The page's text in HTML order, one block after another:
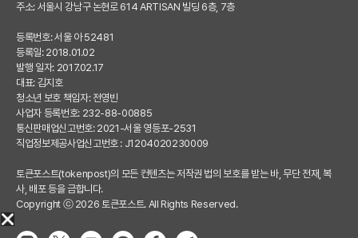
주소: 서울시 강남구 논현로 614 ARTISAN 빌딩 6층, 7층
등록번호: 서울 아 52481
등록일: 2018.01.02
발행 일자: 2017.02.17
대표: 김지호
청소년 보호 책임자: 전영빈
사업자 등록번호: 232-88-00885
통신판매업신고번호: 2021-서울 영등포-2531
직업정보제공사업신고번호 : J1204020230009
토큰포스트(tokenpost)의 모든 컨텐츠는 저작권 법의 보호를 받는 바, 무단 전재, 복
사, 배포 등을 금합니다.
Copyright ⓒ 2026 토큰포스트. All Rights Reserved.